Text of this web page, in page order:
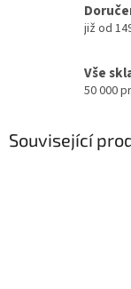
již od
Vše
50 000
Související